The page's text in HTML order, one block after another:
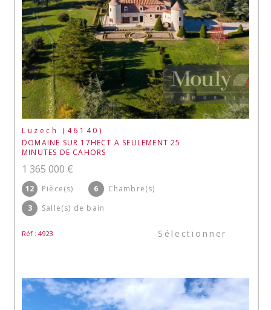
Luzech (46140)
DOMAINE SUR 17HECT A SEULEMENT 25
MINUTES DE CAHORS
1 365 000 €
12 Pièce(s) 6
Chambre(s)
3
Salle(s) de bain
Réf : 4923 Sélectionner